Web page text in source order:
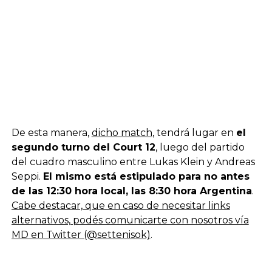
De esta manera, dicho match, tendrá lugar en el
segundo turno del Court 12, luego del partido
del cuadro masculino entre Lukas Klein y Andreas
Seppi. El mismo está estipulado para no antes
de las 12:30 hora local, las 8:30 hora Argentina.
Cabe destacar, que en caso de necesitar links
alternativos, podés comunicarte con nosotros vía
MD en Twitter (@settenisok).